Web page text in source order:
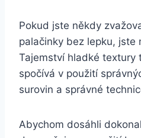
Pokud jste někdy
palačinky bez lepku, jste
Tajemství hladké textury
spočívá v použití
surovin a správné
Abychom dosáhli